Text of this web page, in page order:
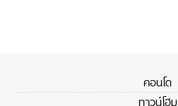
คอนโด
ทาวน์โฮม